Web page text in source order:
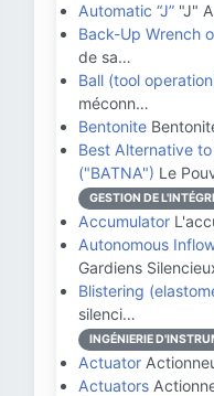
Automatic “J” "J"
Back-Up Wrench
de sa…
Ball (tool
méconn…
Bentonite
Best Alternative
("BATNA") Le
GESTION DE
Accumulator
Autonomous
Gardiens
Blistering
silenci…
INGÉNIERIE
Actuator
Actuators